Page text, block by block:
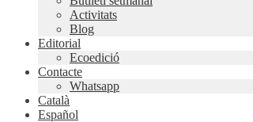
Activitats
Blog
Editorial
Ecoedició
Contacte
Whatsapp
Català
Español